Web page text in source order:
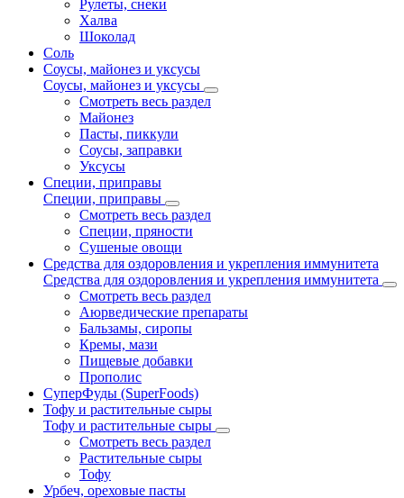
Рулеты, снеки
Халва
Шоколад
Соль
Соусы, майонез и уксусы
Соусы, майонез и уксусы
Смотреть весь раздел
Майонез
Пасты, пиккули
Соусы, заправки
Уксусы
Специи, приправы
Специи, приправы
Смотреть весь раздел
Специи, пряности
Сушеные овощи
Средства для оздоровления и укрепления иммунитета
Средства для оздоровления и укрепления иммунитета
Смотреть весь раздел
Аюрведические препараты
Бальзамы, сиропы
Кремы, мази
Пищевые добавки
Прополис
СуперФуды (SuperFoods)
Тофу и растительные сыры
Тофу и растительные сыры
Смотреть весь раздел
Растительные сыры
Тофу
Урбеч, ореховые пасты